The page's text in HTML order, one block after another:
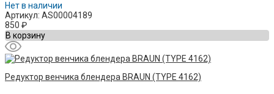
Нет в наличии
Артикул: AS00004189
850 ₽
В корзину
Редуктор венчика блендера BRAUN (TYPE 4162)